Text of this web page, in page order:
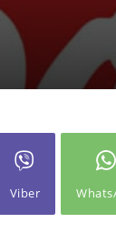
Viber